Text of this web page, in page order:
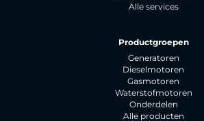
Alle services
Productgroepen
Generatoren
Dieselmotoren
Gasmotoren
Waterstofmotoren
Onderdelen
Alle producten